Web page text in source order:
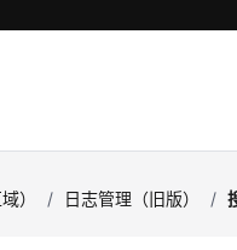
） / 日志管理（旧版） /